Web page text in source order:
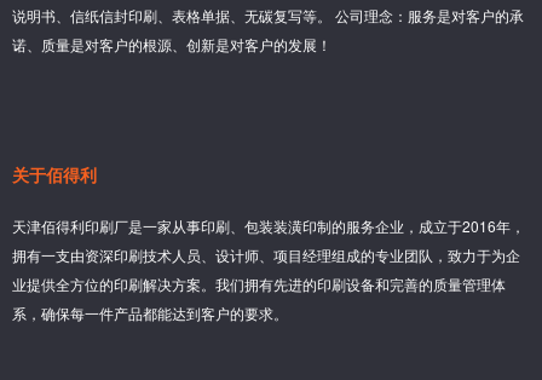
说明书、信纸信封印刷、表格单据、无碳复写等。 公司理念：服务是对客户的承
诺、质量是对客户的根源、创新是对客户的发展！
关于佰得利
天津佰得利印刷厂是一家从事印刷、包装装潢印制的服务企业，成立于2016年，
拥有一支由资深印刷技术人员、设计师、项目经理组成的专业团队，致力于为企
业提供全方位的印刷解决方案。我们拥有先进的印刷设备和完善的质量管理体
系，确保每一件产品都能达到客户的要求。